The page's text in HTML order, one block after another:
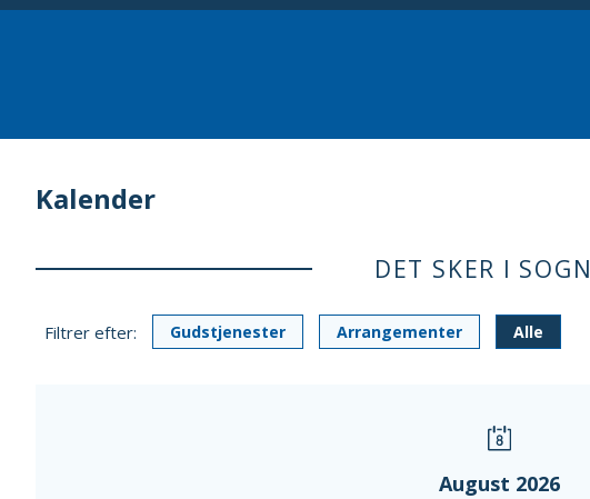
Kalender
DET SKER I
Filtrer efter: Gudstjenester Arrangementer Alle
August 2026